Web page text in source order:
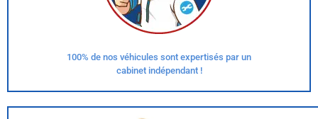
100% de nos véhicules sont expertisés par un
cabinet indépendant !